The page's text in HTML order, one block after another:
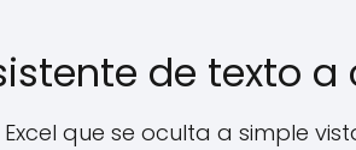
de texto a
que se oculta a simple